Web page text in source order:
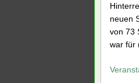
neuen
von 73
war für